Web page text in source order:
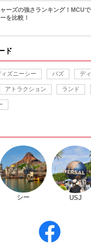
ーズの強さランキング！MCU
を比較！
ド
ズニーシー バズ デ
アトラクション ランド
シー USJ